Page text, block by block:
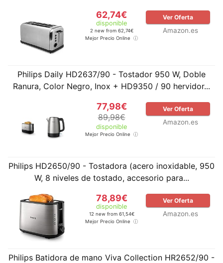
62,74€
disponible
2 new from 62,74€
Mejor Precio Online
Ver Oferta
Amazon.es
Philips Daily HD2637/90 - Tostador 950 W, Doble
Ranura, Color Negro, Inox + HD9350 / 90 hervidor...
77,98€
89,98€
disponible
Mejor Precio Online
Ver Oferta
Amazon.es
Philips HD2650/90 - Tostadora (acero inoxidable, 950
W, 8 niveles de tostado, accesorio para...
78,89€
disponible
12 new from 61,54€
Mejor Precio Online
Ver Oferta
Amazon.es
Philips Batidora de mano Viva Collection HR2652/90 -